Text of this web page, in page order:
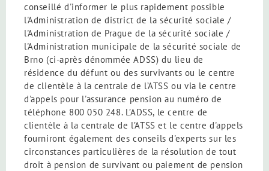
conseillé d'informer le plus rapidement possible
l'Administration de district de la sécurité sociale /
l'Administration de Prague de la sécurité sociale /
l'Administration municipale de la sécurité sociale de
Brno (ci-après dénommée ADSS) du lieu de
résidence du défunt ou des survivants ou le centre
de clientèle à la centrale de l’ATSS ou via le centre
d'appels pour l'assurance pension au numéro de
téléphone 800 050 248. L’ADSS, le centre de
clientèle à la centrale de l’ATSS et le centre d'appels
fourniront également des conseils d'experts sur les
circonstances particulières de la résolution de tout
droit à pension de survivant ou paiement de pension